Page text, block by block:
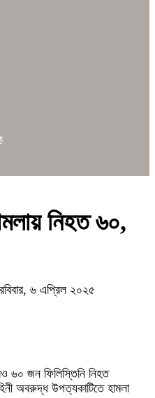
নিহত ৬০,
৬ এপ্রিল ২০২৫
৬০ জন ফিলিস্তিনি নিহত
অবরুদ্ধ উপত্যকাটিতে হামলা